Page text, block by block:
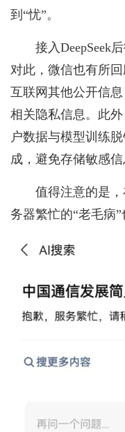
到“忧”。
接入DeepSeek
对此，微信也有所
互联网其他公开信
相关隐私信息。此外
户数据与模型训练
成，避免存储敏感信
值得注意的是，
务器繁忙的“老毛病”